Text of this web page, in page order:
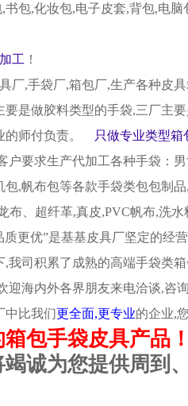
书包,化妆包,电子皮套,背包,电
工 ！
,手袋厂,箱包厂,生产各种皮
是做胶料类型的手袋,三厂主
师付负责。
只做专业类型箱
户要求生产代加工各种手袋：
包,帆布包等各款手袋类包包制
布、超纤革,真皮,PVC帆布,洗
更优”是基基皮具厂坚定的经
我司积累了成熟的高端手袋类
迎海内外各界朋友来电洽谈,咨
中比我们更全面,更专业的企业,
包手袋皮具产品
诚为您提供周到